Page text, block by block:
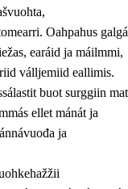
ja oahppahábmen
Oahpahus galgá
earáid ja máilmmi,
válljemiid eallimis.
buot surggiin mat
ellet mánát ja
ja